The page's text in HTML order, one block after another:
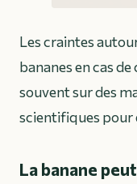
Les craintes
bananes en cas
souvent sur des
scientifiques pour
La banane